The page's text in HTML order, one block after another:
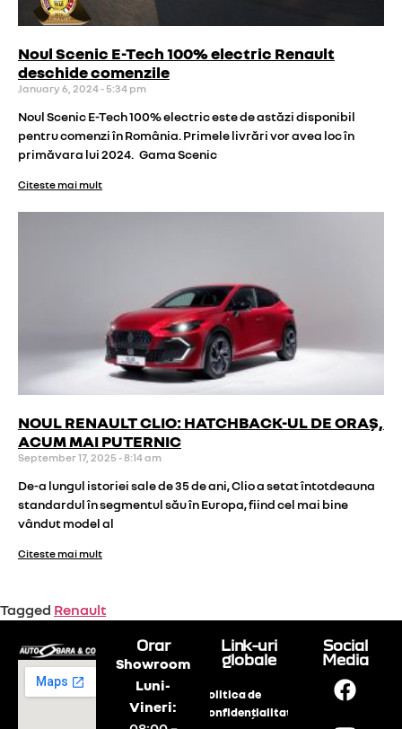
Noul Scenic E-Tech 100% electric Renault
deschide comenzile
January 6, 2024 5:34 pm
Noul Scenic E-Tech 100% electric este de astăzi disponibil
pentru comenzi în România. Primele livrări vor avea loc în
primăvara lui 2024. Gama Scenic
Citeste mai mult
NOUL RENAULT CLIO: HATCHBACK-UL DE ORAȘ,
ACUM MAI PUTERNIC
September 17, 2025 8:14 am
De-a lungul istoriei sale de 35 de ani, Clio a setat întotdeauna
standardul în segmentul său în Europa, fiind cel mai bine
vândut model al
Citeste mai mult
Tagged Renault
Orar
Showroom
Luni-
Vineri:
Link-uri
globale
Politica de
confidențialitate
Social
Media